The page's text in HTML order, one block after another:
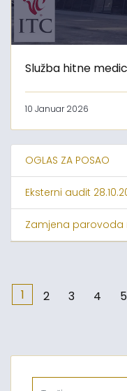
Služba hitne
10 Januar 2026
OGLAS ZA POSAO
Eksterni audit
Zamjena parovoda
1 2 3 4 5